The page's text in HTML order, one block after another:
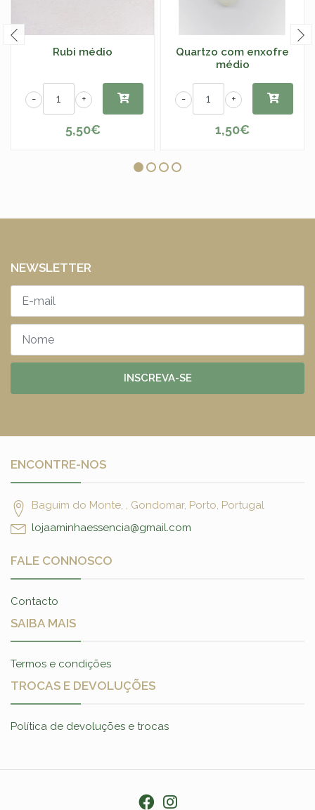
Rubi médio
+
-
5,50€
Quartzo com enxofre
médio
+
-
1,50€
NEWSLETTER
INSCREVA-SE
ENCONTRE-NOS
Baguim do Monte, , Gondomar, Porto, Portugal
lojaaminhaessencia@gmail.com
FALE CONNOSCO
Contacto
SAIBA MAIS
Termos e condições
TROCAS E DEVOLUÇÕES
Política de devoluções e trocas